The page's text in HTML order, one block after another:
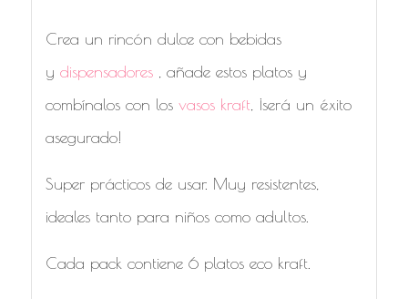
Crea un rincón dulce con bebidas
y dispensadores, añade estos platos y
combínalos con los vasos kraft , ¡será un éxito
asegurado!
Super prácticos de usar. Muy resistentes,
ideales tanto para niños como adultos.
Cada pack contiene 6 platos eco kraft.